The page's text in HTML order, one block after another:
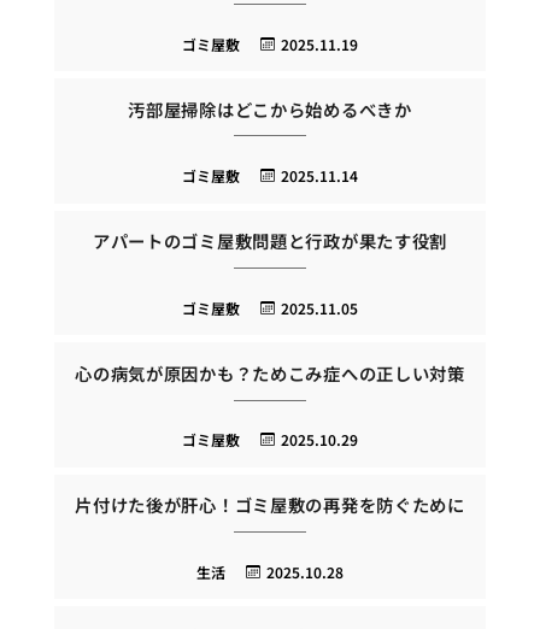
2025.11.19
ゴミ屋敷
汚部屋掃除はどこから始めるべきか
2025.11.14
ゴミ屋敷
アパートのゴミ屋敷問題と行政が果たす役割
2025.11.05
ゴミ屋敷
心の病気が原因かも？ためこみ症への正しい対策
2025.10.29
ゴミ屋敷
片付けた後が肝心！ゴミ屋敷の再発を防ぐために
2025.10.28
生活